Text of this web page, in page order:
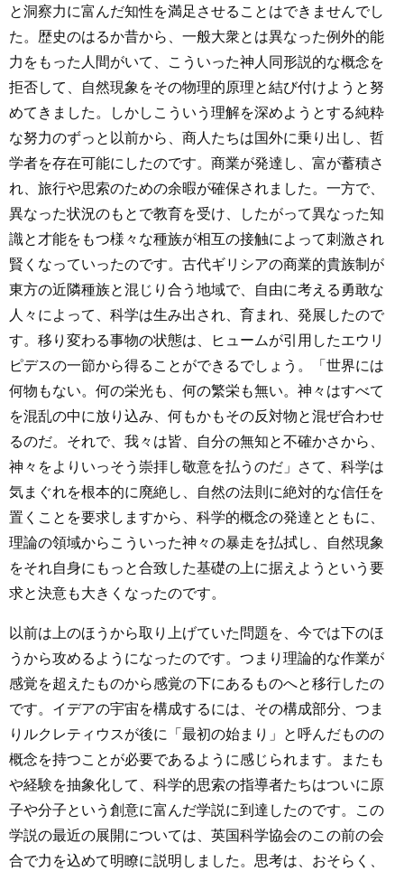
と洞察力に富んだ知性を満足させることはできませんでし
た。歴史のはるか昔から、一般大衆とは異なった例外的能
力をもった人間がいて、こういった神人同形説的な概念を
拒否して、自然現象をその物理的原理と結び付けようと努
めてきました。しかしこういう理解を深めようとする純粋
な努力のずっと以前から、商人たちは国外に乗り出し、哲
学者を存在可能にしたのです。商業が発達し、富が蓄積さ
れ、旅行や思索のための余暇が確保されました。一方で、
異なった状況のもとで教育を受け、したがって異なった知
識と才能をもつ様々な種族が相互の接触によって刺激され
賢くなっていったのです。古代ギリシアの商業的貴族制が
東方の近隣種族と混じり合う地域で、自由に考える勇敢な
人々によって、科学は生み出され、育まれ、発展したので
す。移り変わる事物の状態は、ヒュームが引用したエウリ
ピデスの一節から得ることができるでしょう。「世界には
何物もない。何の栄光も、何の繁栄も無い。神々はすべて
を混乱の中に放り込み、何もかもその反対物と混ぜ合わせ
るのだ。それで、我々は皆、自分の無知と不確かさから、
神々をよりいっそう崇拝し敬意を払うのだ」さて、科学は
気まぐれを根本的に廃絶し、自然の法則に絶対的な信任を
置くことを要求しますから、科学的概念の発達とともに、
理論の領域からこういった神々の暴走を払拭し、自然現象
をそれ自身にもっと合致した基礎の上に据えようという要
求と決意も大きくなったのです。
以前は上のほうから取り上げていた問題を、今では下のほ
うから攻めるようになったのです。つまり理論的な作業が
感覚を超えたものから感覚の下にあるものへと移行したの
です。イデアの宇宙を構成するには、その構成部分、つま
りルクレティウスが後に「最初の始まり」と呼んだものの
概念を持つことが必要であるように感じられます。またも
や経験を抽象化して、科学的思索の指導者たちはついに原
子や分子という創意に富んだ学説に到達したのです。この
学説の最近の展開については、英国科学協会のこの前の会
合で力を込めて明瞭に説明しました。思考は、おそらく、